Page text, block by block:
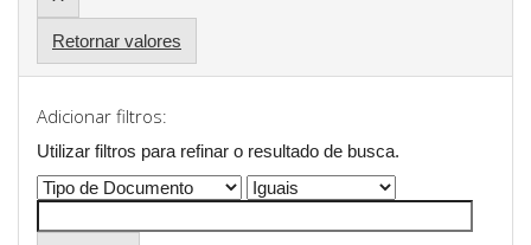
Retornar valores
Adicionar filtros:
Utilizar filtros para refinar o resultado de busca.